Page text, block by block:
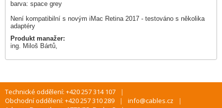
barva: space grey
Není kompatibilní s novým iMac Retina 2017 - testováno s několika
adaptéry
Produkt manažer:
ing. Miloš Bártů,
Technické oddělení: +420 257 314 107
Obchodní oddělení: +420 257 310 289
info@cables.cz